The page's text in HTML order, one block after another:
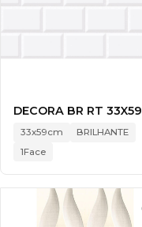
DECORA BR RT 33X59
33x59cm
BRILHANTE
1Face